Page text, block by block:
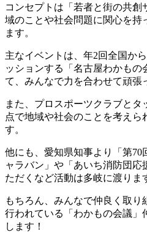
コンセプトは「若者と街の共
域のことや社会問題に関心を持
ます。
主なイベントは、年2回全国か
ッションする「名古屋わかもの
て、みんなで力を合わせて頑張
また、プロスポーツクラブとタ
点で地域や社会のことを考えら
す。
他にも、愛知県知事より「第70
ャラバン」や「あいち消防団
ただくなど活動は多岐に渡りま
もちろん、みんなで仲良く取
行われている「わかもの会議」
します！